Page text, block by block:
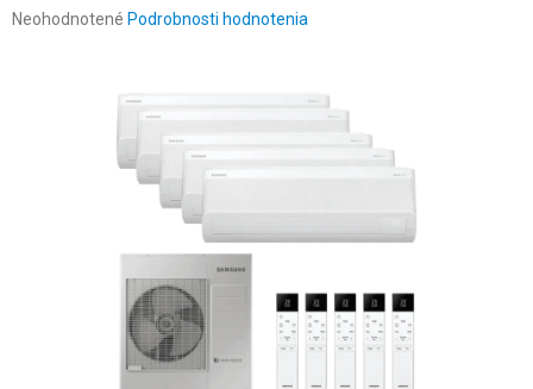
Priemerné
Neohodnotené Podrobnosti hodnotenia